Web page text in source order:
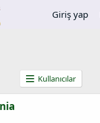
Giriş yap
Kullanıcılar